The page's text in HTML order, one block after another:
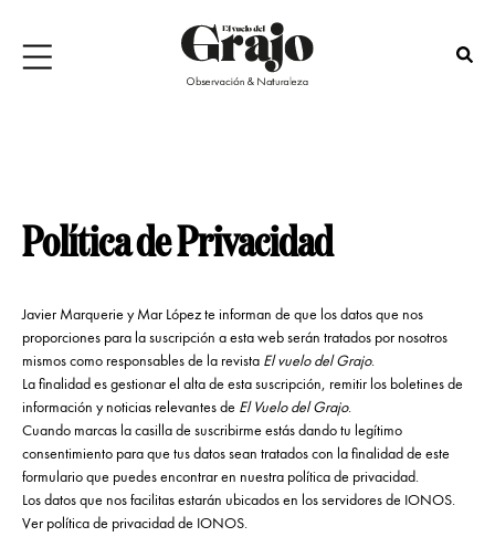
Política de Privacidad
Javier Marquerie y Mar López te informan de que los datos que nos
proporciones para la suscripción a esta web serán tratados por nosotros
mismos como responsables de la revista El vuelo del Grajo.
La finalidad es gestionar el alta de esta suscripción, remitir los boletines de
información y noticias relevantes de El Vuelo del Grajo.
Cuando marcas la casilla de suscribirme estás dando tu legítimo
consentimiento para que tus datos sean tratados con la finalidad de este
formulario que puedes encontrar en nuestra política de privacidad.
Los datos que nos facilitas estarán ubicados en los servidores de IONOS.
Ver política de privacidad de IONOS.